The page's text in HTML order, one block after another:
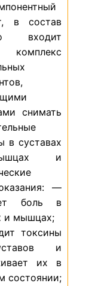
в состав
входит
комплекс
снимать
в суставах
и
: —
боль в
и мышцах;
токсины
и
их в
состоянии;